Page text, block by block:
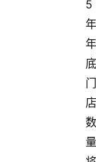
5
年
年
底
门
店
数
量